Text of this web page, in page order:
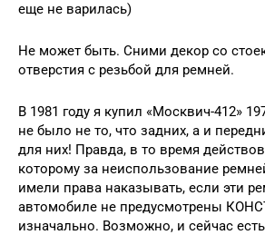
еще не варилась)
Не может быть. Сними декор со
отверстия с резьбой для ремней.
В 1981 году я купил «Москвич-412»
не было не то, что задних, а и
для них! Правда, в то время
которому за неиспользование
имели права наказывать, если эти
автомобиле не предусмотрены
изначально. Возможно, и сейчас